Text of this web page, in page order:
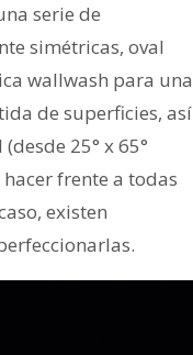
serie de
simétricas, oval
wallwash para una
de superficies, así
25° x 65°
frente a todas
existen